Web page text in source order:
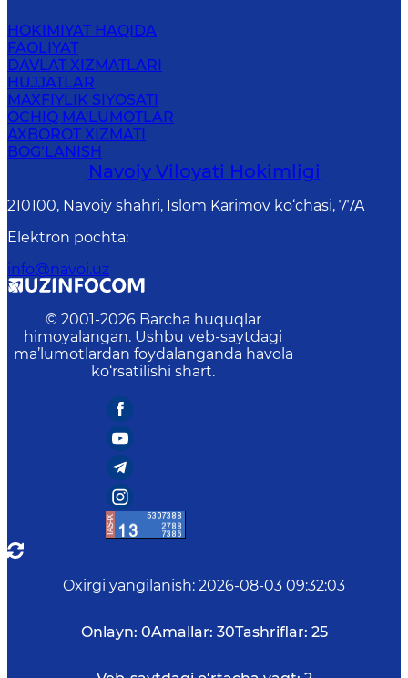
HOKIMIYAT HAQIDA
FAOLIYAT
DAVLAT XIZMATLARI
HUJJATLAR
MAXFIYLIK SIYOSATI
OCHIQ MA'LUMOTLAR
AXBOROT XIZMATI
BOG‘LANISH
Navoiy Vilоyati Hоkimligi
210100, Nаvоiy shаhri, Islom Karimov ko‘chаsi, 77A
Elektron pochta:
info@navoi.uz
© 2001-2026 Barcha huquqlar
himoyalangan. Ushbu veb-saytdagi
ma’lumotlardan foydalanganda havola
ko‘rsatilishi shart.
Oxirgi yangilanish: 2026-08-03 09:32:03
Onlayn: 0Amallar: 30Tashriflar: 25